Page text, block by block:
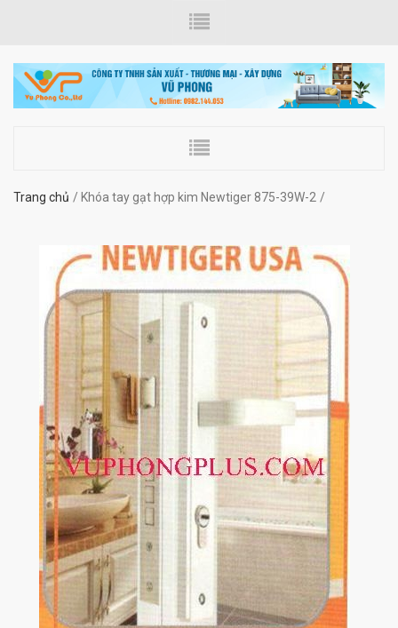
Trang chủ Khóa tay gạt hợp kim Newtiger 875-39W-2